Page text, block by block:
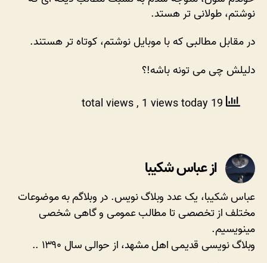
باهاش
نویسی!
نوشتم، طولانی تر هستد.
در مقابل مطالبی که با موبایل نوشتم، کوتاه تر هستند.
دلیلش چی می تونه باشه!؟
, 1 views today
از عباس شکیبا
عباس شکیبا، یک عدد وبلاگ نویس. در وبلاگم به موضوعات
مختلف از تخصصی تا مطالب عمومی و گاهی شخصی
مینویسیم.
وبلاگ نویسی قدیمی اهل مشهد، از حوالی سال ۱۳۹۰ ..